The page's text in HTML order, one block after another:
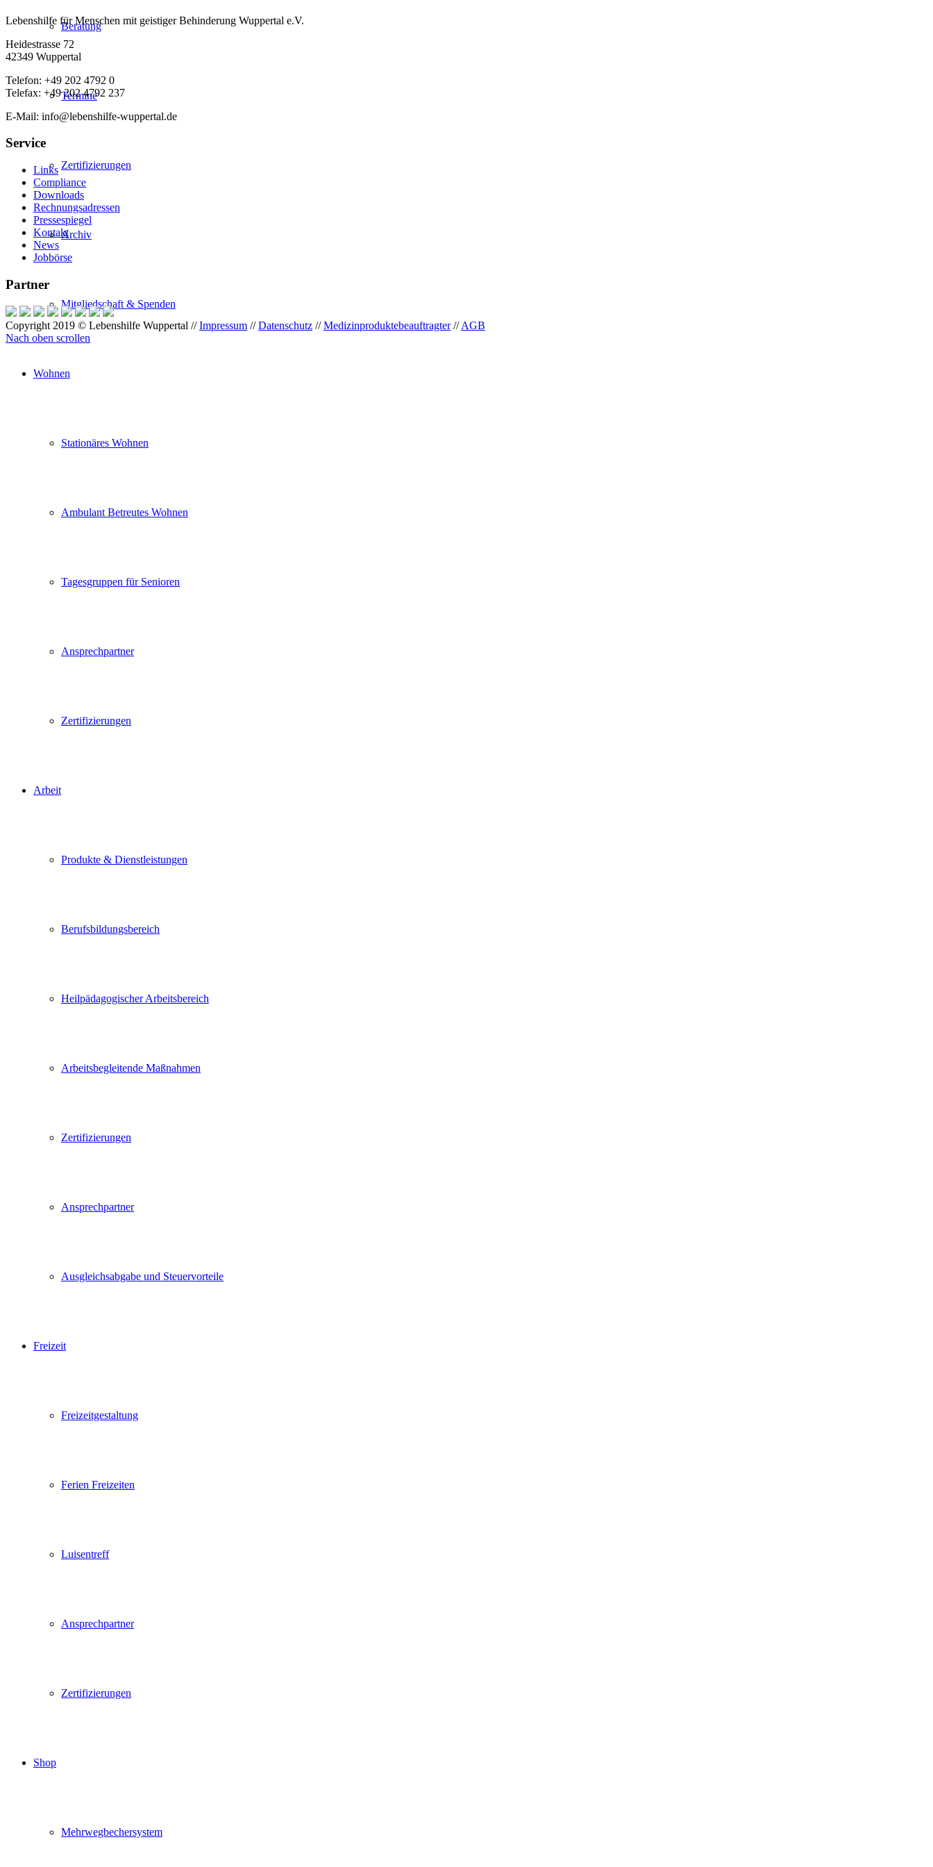
Beratung
Termine
Zertifizierungen
Archiv
Mitgliedschaft & Spenden
Wohnen
Stationäres Wohnen
Ambulant Betreutes Wohnen
Tagesgruppen für Senioren
Ansprechpartner
Zertifizierungen
Arbeit
Produkte & Dienstleistungen
Berufsbildungsbereich
Heilpädagogischer Arbeitsbereich
Arbeitsbegleitende Maßnahmen
Zertifizierungen
Ansprechpartner
Ausgleichsabgabe und Steuervorteile
Freizeit
Freizeitgestaltung
Ferien Freizeiten
Luisentreff
Ansprechpartner
Zertifizierungen
Shop
Mehrwegbechersystem
Lebenshilfe für Menschen mit geistiger Behinderung Wuppertal e.V.
Heidestrasse 72
42349 Wuppertal
Telefon: +49 202 4792 0
Telefax: +49 202 4792 237
E-Mail: info@lebenshilfe-wuppertal.de
Service
Links
Compliance
Downloads
Rechnungsadressen
Pressespiegel
Kontakt
News
Jobbörse
Partner
Copyright 2019 © Lebenshilfe Wuppertal //Impressum //Datenschutz //Medizinproduktebeauftragter//AGB
Nach oben scrollen